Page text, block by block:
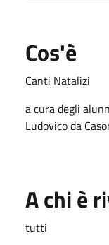
Cos'è
Canti Natalizi
a cura degli
Ludovico da
A chi è
tutti